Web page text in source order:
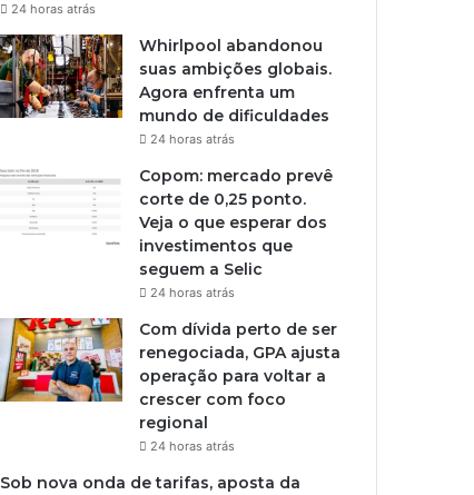
24 horas atrás
Whirlpool abandonou
suas ambições globais.
Agora enfrenta um
mundo de dificuldades
24 horas atrás
Copom: mercado prevê
corte de 0,25 ponto.
Veja o que esperar dos
investimentos que
seguem a Selic
24 horas atrás
Com dívida perto de ser
renegociada, GPA ajusta
operação para voltar a
crescer com foco
regional
24 horas atrás
Sob nova onda de tarifas, aposta da